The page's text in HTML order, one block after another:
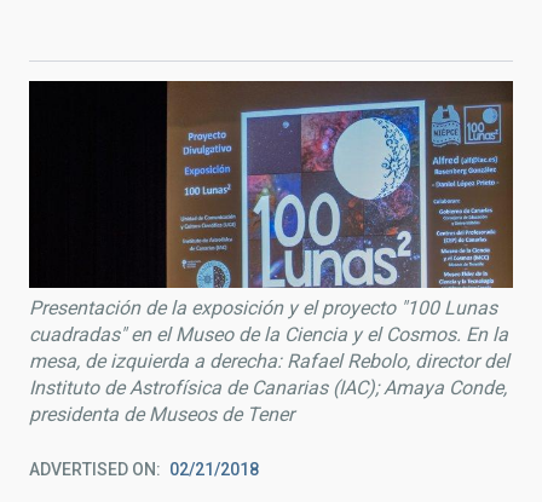
Presentación de la exposición y el proyecto "100 Lunas
cuadradas" en el Museo de la Ciencia y el Cosmos. En la
mesa, de izquierda a derecha: Rafael Rebolo, director del
Instituto de Astrofísica de Canarias (IAC); Amaya Conde,
presidenta de Museos de Tener
ADVERTISED ON 02/21/2018